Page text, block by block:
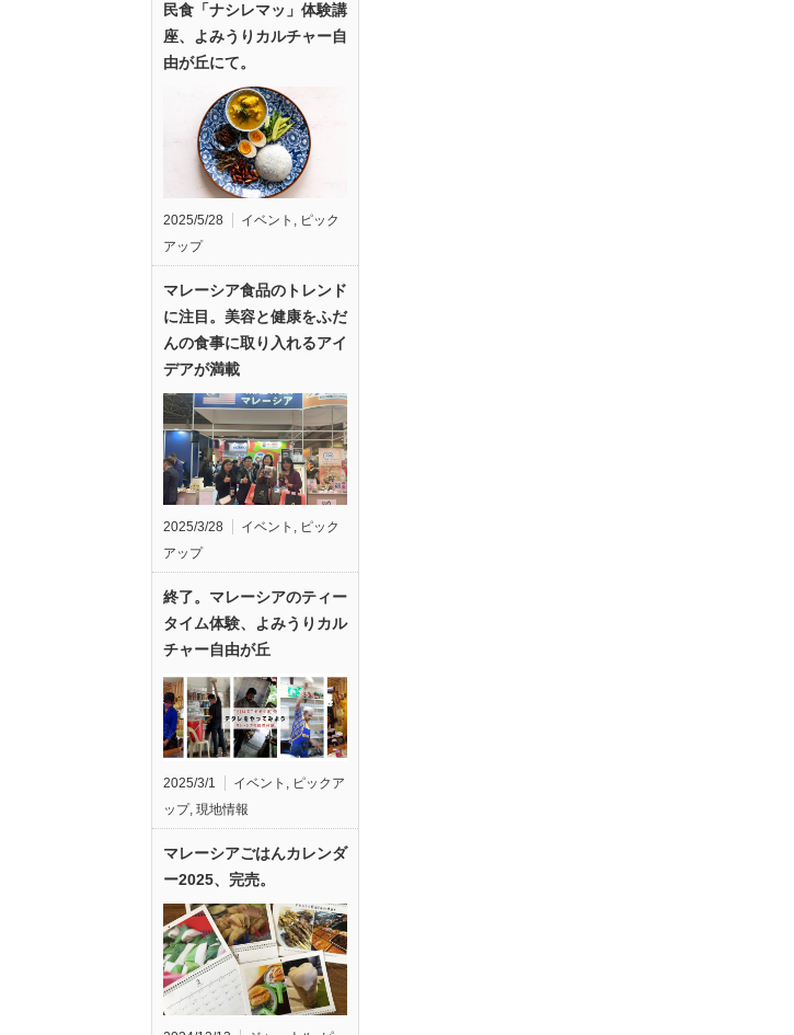
民食「ナシレマッ」体験講
座、よみうりカルチャー自
由が丘にて。
2025/5/28 イベント , ピック
アップ
マレーシア食品のトレンド
に注目。美容と健康をふだ
んの食事に取り入れるアイ
デアが満載
2025/3/28 イベント
ピック
アップ
終了。マレーシアのティー
タイム体験、よみうりカル
チャー自由が丘
2025/3/1 イベント , ピックア
ップ, 現地情報
マレーシアごはんカレンダ
ー2025、完売。